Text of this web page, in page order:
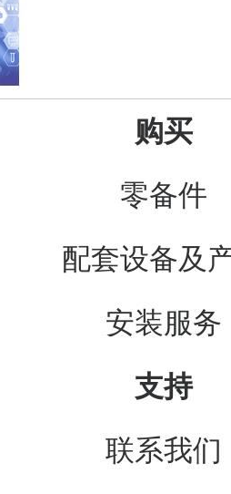
购买
零备件
配套设备及
安装服务
支持
联系我们